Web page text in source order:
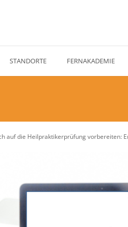
STANDORTE FERNAKADEMIE
auf die Heilpraktikerprüfung vorbereiten: